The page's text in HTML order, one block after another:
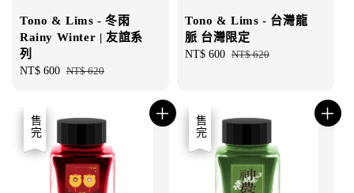
Tono & Lims - 冬雨
Rainy Winter | 友誼系
列
Sale
NT$ 600 Regular
NT$ 620
Tono & Lims - 台灣龍
脈 台灣限定
Sale
NT$ 600 Regular
NT$ 620
優惠
售完 優惠
售完